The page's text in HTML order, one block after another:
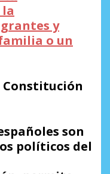
y
o un
Constitución
son
políticos del